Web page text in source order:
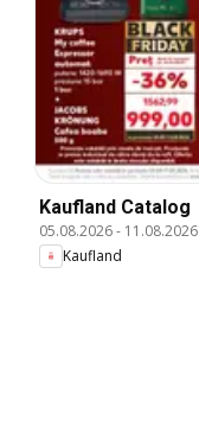
Kaufland Catalog
05.08.2026- 11.08.2026
Kaufland